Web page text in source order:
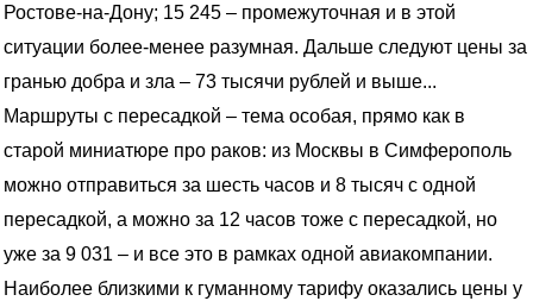
Ростове-на-Дону; 15 245 – промежуточная и в этой
ситуации более-менее разумная. Дальше следуют цены за
гранью добра и зла – 73 тысячи рублей и выше...
Маршруты с пересадкой – тема особая, прямо как в
старой миниатюре про раков: из Москвы в Симферополь
можно отправиться за шесть часов и 8 тысяч с одной
пересадкой, а можно за 12 часов тоже с пересадкой, но
уже за 9 031 – и все это в рамках одной авиакомпании.
Наиболее близкими к гуманному тарифу оказались цены у